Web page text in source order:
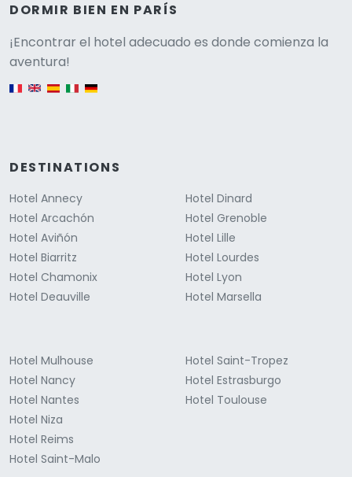
DORMIR BIEN EN PARÍS
¡Encontrar el hotel adecuado es donde comienza la
aventura!
DESTINATIONS
Hotel Annecy
Hotel Arcachón
Hotel Aviñón
Hotel Biarritz
Hotel Chamonix
Hotel Deauville
Hotel Dinard
Hotel Grenoble
Hotel Lille
Hotel Lourdes
Hotel Lyon
Hotel Marsella
Hotel Mulhouse
Hotel Nancy
Hotel Nantes
Hotel Niza
Hotel Reims
Hotel Saint-Malo
Hotel Saint-Tropez
Hotel Estrasburgo
Hotel Toulouse